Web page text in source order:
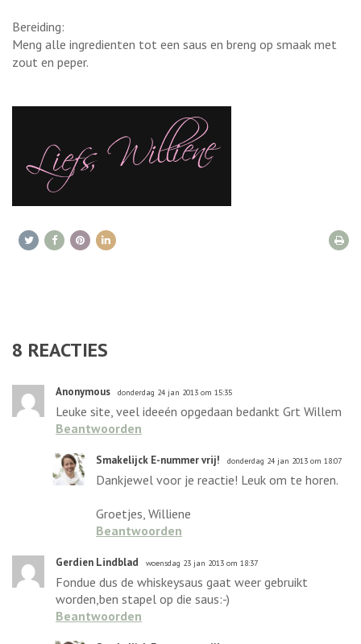
Bereiding:
Meng alle ingredienten tot een saus en breng op smaak met
zout en peper.
8 REACTIES
Anonymous donderdag 24 jan 2013 om 15:35
Leuke site, veel ideeén opgedaan bedankt Grt Willem
Beantwoorden
Smakelijck E-nummer vrij! donderdag 24 jan 2013 om 18:07
Dankjewel voor je reactie! Leuk om te horen.
Groetjes, Williene
Beantwoorden
Gerdien Lindblad woensdag 23 jan 2013 om 18:37
Fondue dus de whiskeysaus gaat weer gebruikt
worden,ben stapel op die saus:-)
Beantwoorden